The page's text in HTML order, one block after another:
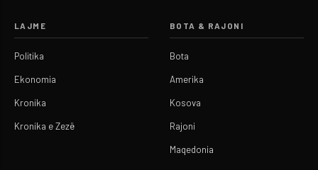
LAJME
Politika
Ekonomia
Kronika
Kronika e Zezë
BOTA & RAJONI
Bota
Amerika
Kosova
Rajoni
Maqedonia